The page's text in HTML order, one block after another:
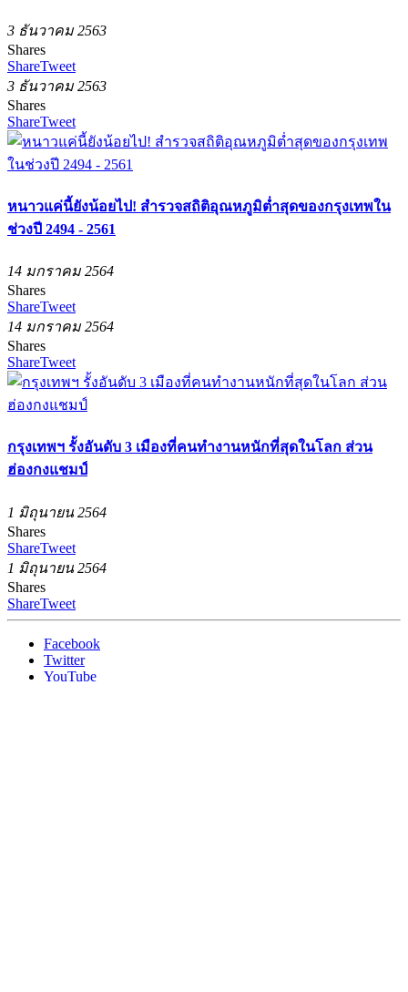
3 ธันวาคม 2563
Shares
ShareTweet
3 ธันวาคม 2563
Shares
ShareTweet
หนาวแค่นี้ยังน้อยไป! สำรวจสถิติอุณหภูมิต่ำสุดของกรุงเทพใน
ช่วงปี 2494 - 2561
14 มกราคม 2564
Shares
ShareTweet
14 มกราคม 2564
Shares
ShareTweet
กรุงเทพฯ รั้งอันดับ 3 เมืองที่คนทำงานหนักที่สุดในโลก ส่วน
ฮ่องกงแชมป์
1 มิถุนายน 2564
Shares
ShareTweet
1 มิถุนายน 2564
Shares
ShareTweet
Facebook
Twitter
YouTube